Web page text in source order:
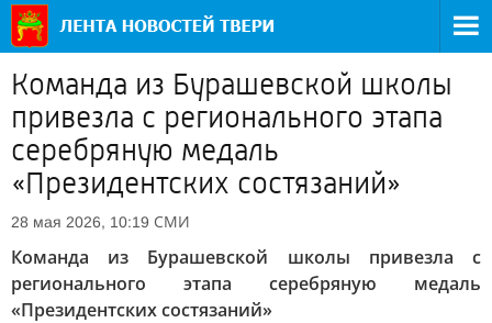
Команда из Бурашевской школы
привезла с регионального этапа
серебряную медаль
«Президентских состязаний»
28 мая 2026, 10:19 СМИ
Команда из Бурашевской школы привезла с
регионального этапа серебряную медаль
«Президентских состязаний»